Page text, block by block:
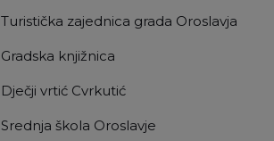
Turistička zajednica grada Oroslavja
Gradska knjižnica
Dječji vrtić Cvrkutić
Srednja škola Oroslavje